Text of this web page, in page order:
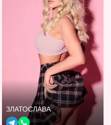
ЗЛАТОСЛАВА